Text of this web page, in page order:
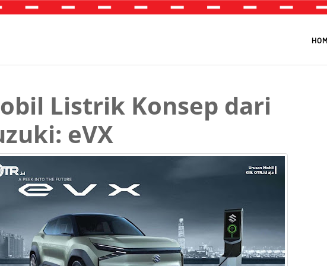
Listrik Konsep dari
eVX